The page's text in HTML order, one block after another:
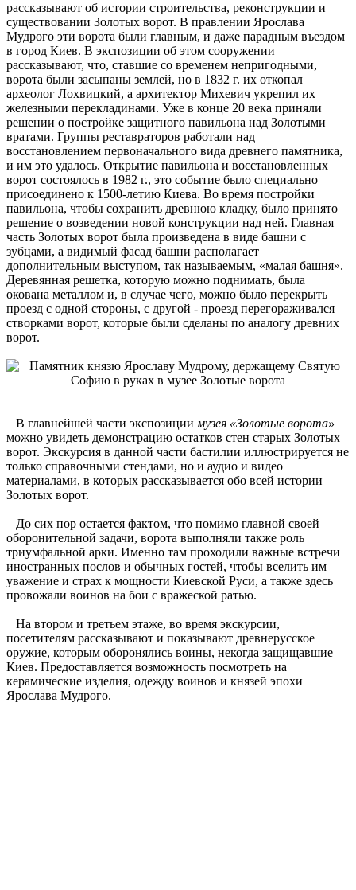
рассказывают об истории строительства, реконструкции и
существовании Золотых ворот. В правлении Ярослава
Мудрого эти ворота были главным, и даже парадным въездом
в город Киев. В экспозиции об этом сооружении
рассказывают, что, ставшие со временем непригодными,
ворота были засыпаны землей, но в 1832 г. их откопал
археолог Лохвицкий, а архитектор Михевич укрепил их
железными перекладинами. Уже в конце 20 века приняли
решении о постройке защитного павильона над Золотыми
вратами. Группы реставраторов работали над
восстановлением первоначального вида древнего памятника,
и им это удалось. Открытие павильона и восстановленных
ворот состоялось в 1982 г., это событие было специально
присоединено к 1500-летию Киева. Во время постройки
павильона, чтобы сохранить древнюю кладку, было принято
решение о возведении новой конструкции над ней. Главная
часть Золотых ворот была произведена в виде башни с
зубцами, а видимый фасад башни располагает
дополнительным выступом, так называемым, «малая башня».
Деревянная решетка, которую можно поднимать, была
окована металлом и, в случае чего, можно было перекрыть
проезд с одной стороны, с другой - проезд перегораживался
створками ворот, которые были сделаны по аналогу древних
ворот.
В главнейшей части экспозиции музея «Золотые ворота»
можно увидеть демонстрацию остатков стен старых Золотых
ворот. Экскурсия в данной части бастилии иллюстрируется не
только справочными стендами, но и аудио и видео
материалами, в которых рассказывается обо всей истории
Золотых ворот.
До сих пор остается фактом, что помимо главной своей
оборонительной задачи, ворота выполняли также роль
триумфальной арки. Именно там проходили важные встречи
иностранных послов и обычных гостей, чтобы вселить им
уважение и страх к мощности Киевской Руси, а также здесь
провожали воинов на бои с вражеской ратью.
На втором и третьем этаже, во время экскурсии,
посетителям рассказывают и показывают древнерусское
оружие, которым оборонялись воины, некогда защищавшие
Киев. Предоставляется возможность посмотреть на
керамические изделия, одежду воинов и князей эпохи
Ярослава Мудрого.